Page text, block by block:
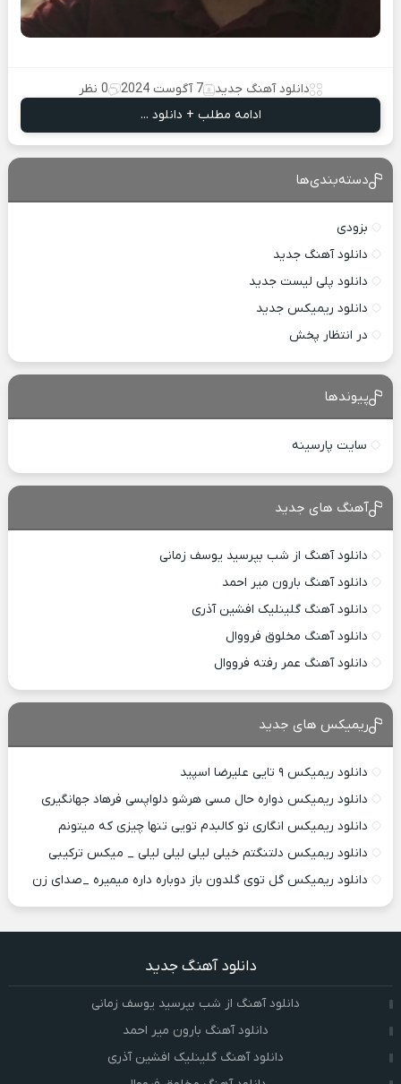
دانلود آهنگ جدید 7 آگوست 2024
0 نظر
ادامه مطلب + دانلود ...
دسته‌بندی‌ها
بزودی
دانلود آهنگ جدید
دانلود پلی لیست جدید
دانلود ریمیکس جدید
در انتظار پخش
پیوندها
سایت پارسینه
آهنگ های جدید
دانلود آهنگ از شب بپرسید یوسف زمانی
دانلود آهنگ بارون میر احمد
دانلود آهنگ گلینلیک افشین آذری
دانلود آهنگ مخلوق فرووال
دانلود آهنگ عمر رفته فرووال
ریمیکس های جدید
دانلود ریمیکس ۹ تایی علیرضا اسپید
دانلود ریمیکس دواره حال مسی هرشو دلواپسی فرهاد جهانگیری
دانلود ریمیکس انگاری تو کالبدم تویی تنها چیزی که میتونم
دانلود ریمیکس دلتنگتم خیلی لیلی لیلی لیلی _ میکس ترکیبی
دانلود ریمیکس گل توی گلدون باز دوباره داره میمیره _صدای زن
دانلود آهنگ جدید
دانلود آهنگ از شب بپرسید یوسف زمانی
دانلود آهنگ بارون میر احمد
دانلود آهنگ گلینلیک افشین آذری